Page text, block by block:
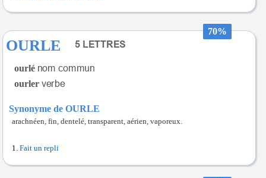
70%
OURLE
ourlé
ourler
Synonyme de OURLE
arachnéen, fin, dentelé, transparent, aérien, vaporeux.
Fait un repli